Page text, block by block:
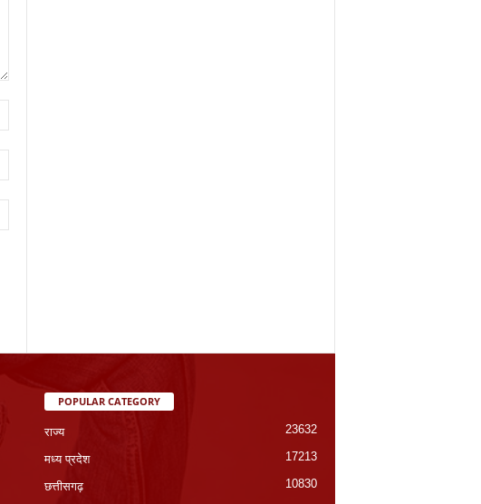
POPULAR CATEGORY
राज्य 23632
मध्य प्रदेश 17213
छत्तीसगढ़
10830